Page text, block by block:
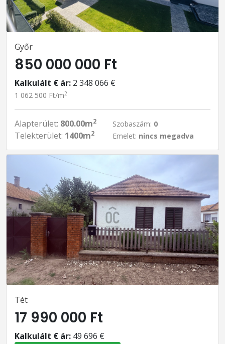
Győr
850 000 000 Ft
Kalkulált € ár: 2 348 066 €
1 062 500 Ft/m2
Alapterület: 800.00m2
Telekterület: 1400m2
Szobaszám: 0
Emelet: nincs megadva
Tét
17 990 000 Ft
Kalkulált € ár: 49 696 €